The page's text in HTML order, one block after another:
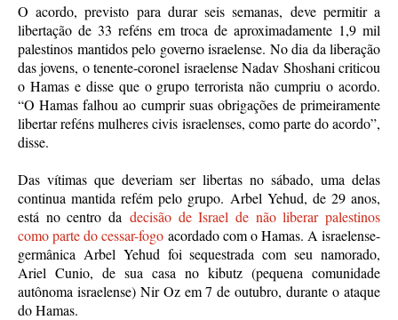
O acordo, previsto para durar seis semanas, deve permitir a
libertação de 33 reféns em troca de aproximadamente 1,9 mil
palestinos mantidos pelo governo israelense. No dia da liberação
das jovens, o tenente-coronel israelense Nadav Shoshani criticou
o Hamas e disse que o grupo terrorista não cumpriu o acordo.
“O Hamas falhou ao cumprir suas obrigações de primeiramente
libertar reféns mulheres civis israelenses, como parte do acordo”,
disse.
Das vítimas que deveriam ser libertas no sábado, uma delas
continua mantida refém pelo grupo. Arbel Yehud, de 29 anos,
está no centro da decisão de Israel de não liberar palestinos
como parte do cessar-fogo acordado com o Hamas. A israelense-
germânica Arbel Yehud foi sequestrada com seu namorado,
Ariel Cunio, de sua casa no kibutz (pequena comunidade
autônoma israelense) Nir Oz em 7 de outubro, durante o ataque
do Hamas.